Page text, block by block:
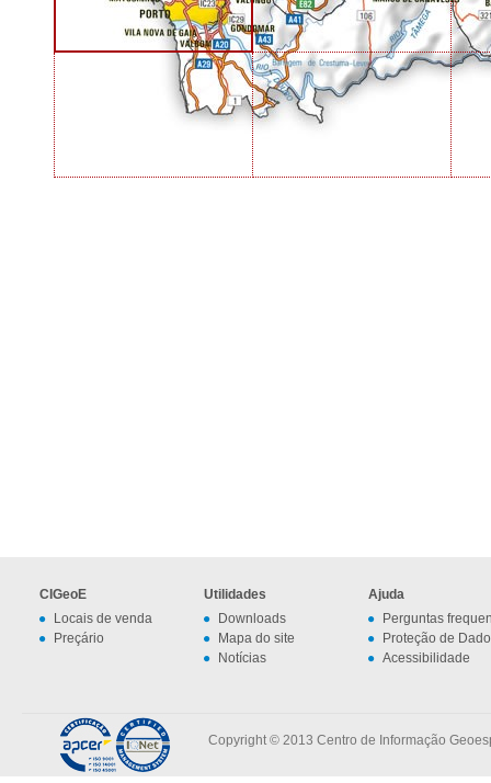
CIGeoE
Locais de venda
Preçário
Utilidades
Downloads
Mapa do site
Notícias
Ajuda
Perguntas
Proteção de
Acessibilidade
Copyright © 2013 Centro de Informação